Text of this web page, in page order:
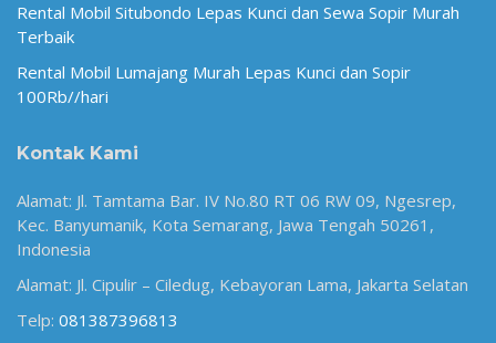
Rental Mobil Situbondo Lepas Kunci dan Sewa Sopir Murah
Terbaik
Rental Mobil Lumajang Murah Lepas Kunci dan Sopir
100Rb//hari
Kontak Kami
Alamat: Jl. Tamtama Bar. IV No.80 RT 06 RW 09, Ngesrep,
Kec. Banyumanik, Kota Semarang, Jawa Tengah 50261,
Indonesia
Alamat: Jl. Cipulir – Ciledug, Kebayoran Lama, Jakarta Selatan
Telp: 081387396813